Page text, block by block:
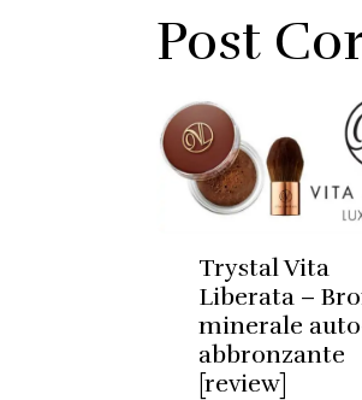
Post
Trystal Vita
Liberata –
minerale
abbronzante
[review]